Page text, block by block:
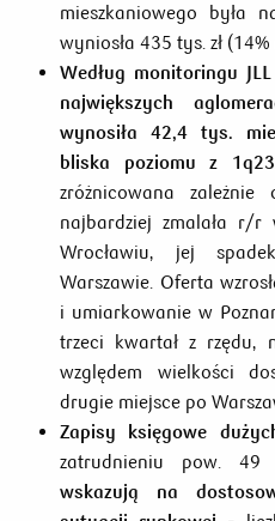
mieszkaniowego była
wyniosła 435 tys. zł
Według monitoringu
największych
wynosiła 42,4 tys.
bliska poziomu z 1q23
zróżnicowana
najbardziej zmalała r/r
Wrocławiu, jej
Warszawie. Oferta
i umiarkowanie w
trzeci kwartał z rzędu,
względem wielkości
drugie miejsce po
Zapisy księgowe
zatrudnieniu pow.
wskazują na